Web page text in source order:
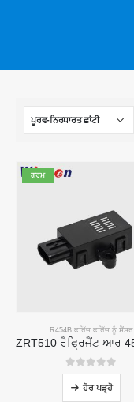
ਗਰਮ
R454B ਫਰਿੱਜ ਫਰਿੱਜ ਨੂੰ ਸੈਂਸਰ
05 ਵਿਚੋਂ
ਹੋਰ ਪੜ੍ਹੋ